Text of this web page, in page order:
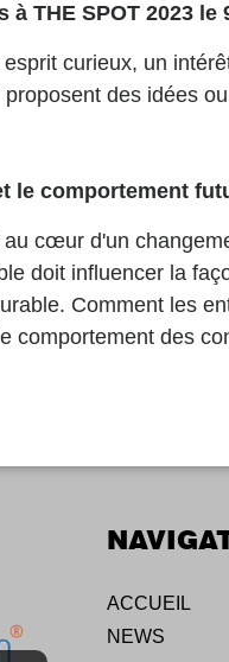
à THE SPOT 2023
curieux, un
des idées
le comportement
cœur d'un
doit influencer la
Comment les
comportement des
ACCUEIL
NEWS